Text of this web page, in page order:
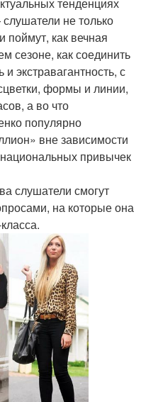
не только
поймут, как вечная
сезоне, как соединить
экстравагантность, с
формы и линии,
а во что
популярно
вне зависимости
привычек
слушатели смогут
на которые она